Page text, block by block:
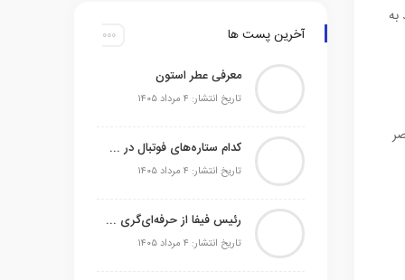
به
آخرین پست ها
معرفی عطر استون
تاریخ انتشار: ۴ مرداد ۱۴۰۵
کدام ستاره‌های فوتبال در حال حاضر بدون تیم می‌باشند
تاریخ انتشار: ۴ مرداد ۱۴۰۵
رئیس فیفا از حرفه‌ای‌گری آرژانتین در اوج جنجال‌ها تمجید کرد
تاریخ انتشار: ۴ مرداد ۱۴۰۵